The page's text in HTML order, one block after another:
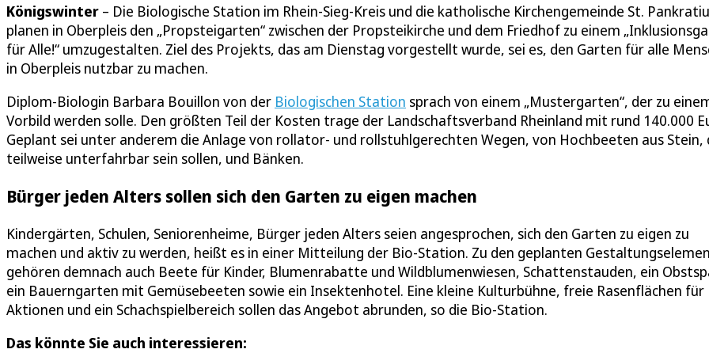
Königswinter – Die Biologische Station im Rhein-Sieg-Kreis und die katholische Kirchengemeinde St.
planen in Oberpleis den „Propsteigarten“ zwischen der Propsteikirche und dem Friedhof zu einem
für Alle!“ umzugestalten. Ziel des Projekts, das am Dienstag vorgestellt wurde, sei es, den Garten für alle
in Oberpleis nutzbar zu machen.
Diplom-Biologin Barbara Bouillon von der Biologischen Station sprach von einem „Mustergarten“, der zu
Vorbild werden solle. Den größten Teil der Kosten trage der Landschaftsverband Rheinland mit rund 140.000
Geplant sei unter anderem die Anlage von rollator- und rollstuhlgerechten Wegen, von Hochbeeten aus Stein,
teilweise unterfahrbar sein sollen, und Bänken.
Bürger jeden Alters sollen sich den Garten zu eigen machen
Kindergärten, Schulen, Seniorenheime, Bürger jeden Alters seien angesprochen, sich den Garten zu eigen zu
machen und aktiv zu werden, heißt es in einer Mitteilung der Bio-Station. Zu den geplanten
gehören demnach auch Beete für Kinder, Blumenrabatte und Wildblumenwiesen, Schattenstauden, ein
ein Bauerngarten mit Gemüsebeeten sowie ein Insektenhotel. Eine kleine Kulturbühne, freie Rasenflächen für
Aktionen und ein Schachspielbereich sollen das Angebot abrunden, so die Bio-Station.
Das könnte Sie auch interessieren: